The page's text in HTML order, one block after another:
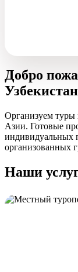
Добро
Узбекистан
Организуем туры
Азии. Готовые
индивидуальных
организованных
Наши